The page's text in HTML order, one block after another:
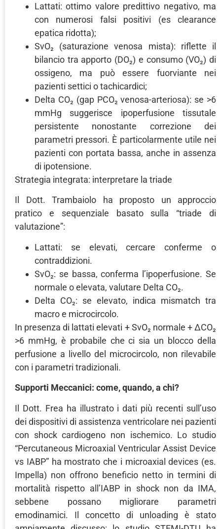
Lattati: ottimo valore predittivo negativo, ma
con numerosi falsi positivi (es clearance
epatica ridotta);
SvO₂ (saturazione venosa mista): riflette il
bilancio tra apporto (DO₂) e consumo (VO₂) di
ossigeno, ma può essere fuorviante nei
pazienti settici o tachicardici;
Delta CO₂ (gap PCO₂ venosa-arteriosa): se >6
mmHg suggerisce ipoperfusione tissutale
persistente nonostante correzione dei
parametri pressori. È particolarmente utile nei
pazienti con portata bassa, anche in assenza
di ipotensione.
Strategia integrata: interpretare la triade
Il Dott. Trambaiolo ha proposto un approccio
pratico e sequenziale basato sulla “triade di
valutazione”:
Lattati: se elevati, cercare conferme o
contraddizioni.
SvO₂: se bassa, conferma l’ipoperfusione. Se
normale o elevata, valutare Delta CO₂.
Delta CO₂: se elevato, indica mismatch tra
macro e microcircolo.
In presenza di lattati elevati + SvO₂ normale + ΔCO₂
>6 mmHg, è probabile che ci sia un blocco della
perfusione a livello del microcircolo, non rilevabile
con i parametri tradizionali.
Supporti Meccanici: come, quando, a chi?
Il Dott. Frea ha illustrato i dati più recenti sull’uso
dei dispositivi di assistenza ventricolare nei pazienti
con shock cardiogeno non ischemico. Lo studio
“Percutaneous Microaxial Ventricular Assist Device
vs IABP” ha mostrato che i microaxial devices (es.
Impella) non offrono beneficio netto in termini di
mortalità rispetto all’IABP in shock non da IMA,
sebbene possano migliorare parametri
emodinamici. Il concetto di unloading è stato